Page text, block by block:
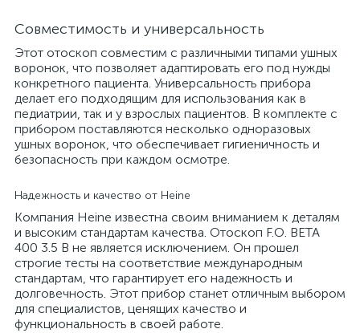
Совместимость и универсальность
Этот отоскоп совместим с различными типами ушных
воронок, что позволяет адаптировать его под нужды
конкретного пациента. Универсальность прибора
делает его подходящим для использования как в
педиатрии, так и у взрослых пациентов. В комплекте с
прибором поставляются несколько одноразовых
ушных воронок, что обеспечивает гигиеничность и
безопасность при каждом осмотре.
Надежность и качество от Heine
Компания Heine известна своим вниманием к деталям
и высоким стандартам качества. Отоскоп F.O. BETA
400 3.5 В не является исключением. Он прошел
строгие тесты на соответствие международным
стандартам, что гарантирует его надежность и
долговечность. Этот прибор станет отличным выбором
для специалистов, ценящих качество и
функциональность в своей работе.